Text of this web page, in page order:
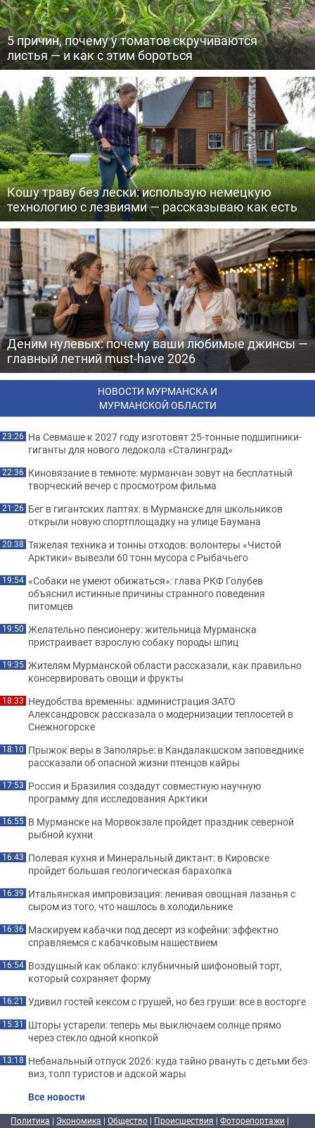
5 причин, почему у томатов скручиваются
листья — и как с этим бороться
Кошу траву без лески: использую немецкую
технологию с лезвиями — рассказываю как есть
Деним нулевых: почему ваши любимые джинсы —
главный летний must-have 2026
НОВОСТИ МУРМАНСКА И
МУРМАНСКОЙ ОБЛАСТИ
23:26 На Севмаше к 2027 году изготовят 25-тонные подшипники-
гиганты для нового ледокола «Сталинград»
22:36 Киновязание в темноте: мурманчан зовут на бесплатный
творческий вечер с просмотром фильма
21:26 Бег в гигантских лаптях: в Мурманске для школьников
открыли новую спортплощадку на улице Баумана
20:38 Тяжелая техника и тонны отходов: волонтеры «Чистой
Арктики» вывезли 60 тонн мусора с Рыбачьего
19:54 «Собаки не умеют обижаться»: глава РКФ Голубев
объяснил истинные причины странного поведения
питомцев
19:50 Желательно пенсионеру: жительница Мурманска
пристраивает взрослую собаку породы шпиц
19:35 Жителям Мурманской области рассказали, как правильно
консервировать овощи и фрукты
18:33 Неудобства временны: администрация ЗАТО
Александровск рассказала о модернизации теплосетей в
Снежногорске
18:10 Прыжок веры в Заполярье: в Кандалакшском заповеднике
рассказали об опасной жизни птенцов кайры
17:53 Россия и Бразилия создадут совместную научную
программу для исследования Арктики
16:55 В Мурманске на Морвокзале пройдет праздник северной
рыбной кухни
16:43 Полевая кухня и Минеральный диктант: в Кировске
пройдет большая геологическая барахолка
16:39 Итальянская импровизация: ленивая овощная лазанья с
сыром из того, что нашлось в холодильнике
16:36 Маскируем кабачки под десерт из кофейни: эффектно
справляемся с кабачковым нашествием
16:54 Воздушный как облако: клубничный шифоновый торт,
который сохраняет форму
16:21 Удивил гостей кексом с грушей, но без груши: все в восторге
15:31 Шторы устарели: теперь мы выключаем солнце прямо
через стекло одной кнопкой
13:18 Небанальный отпуск 2026: куда тайно рвануть с детьми без
виз, толп туристов и адской жары
Все новости
Политика | Экономика | Общество | Происшествия | Фоторепортажи |